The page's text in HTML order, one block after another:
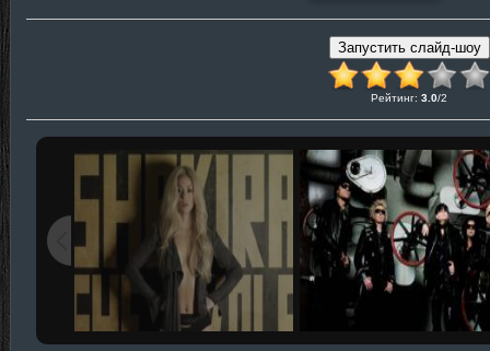
Рейтинг: 3.0/2